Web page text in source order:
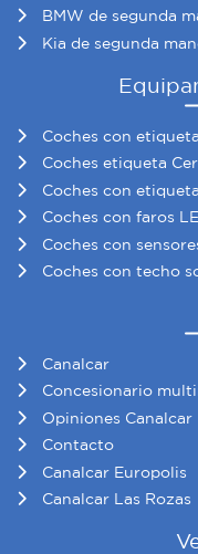
BMW de segunda
Kia de segunda
Coches con
Coches etiqueta
Coches con
Coches con faros
Coches con
Coches con techo
Canalcar
Concesionario
Opiniones Canalcar
Contacto
Canalcar Europolis
Canalcar Las Rozas